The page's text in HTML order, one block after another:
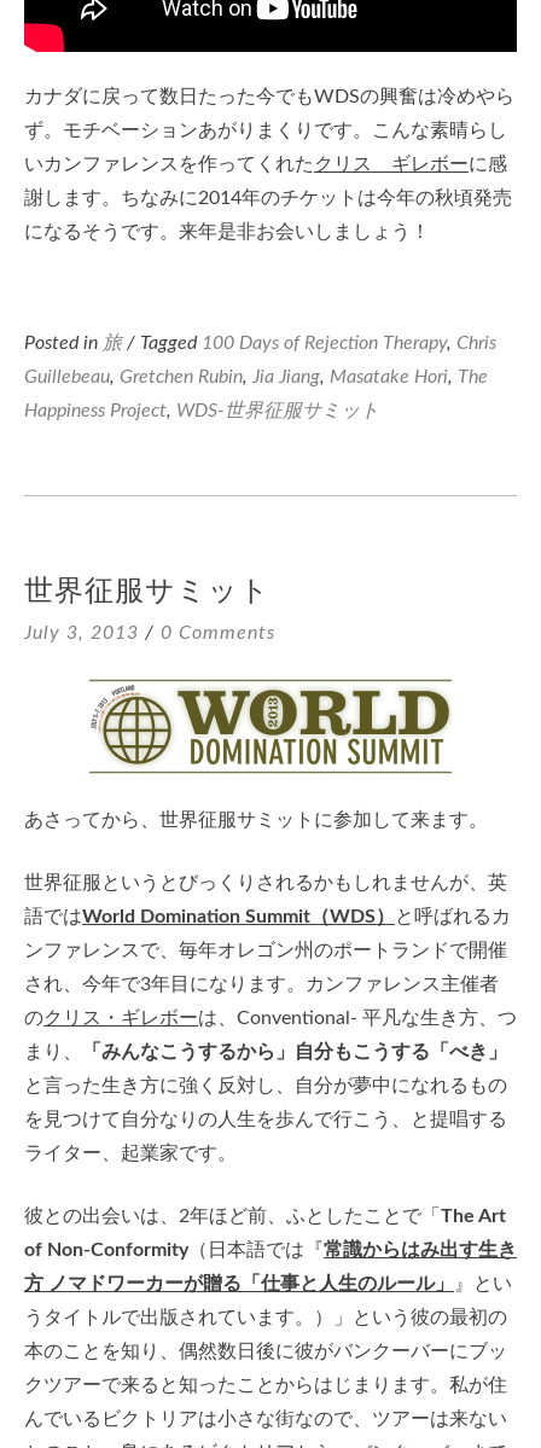
カナダに戻って数日たった今でもWDSの興奮は冷めやら
ず。モチベーションあがりまくりです。こんな素晴らし
いカンファレンスを作ってくれた クリス ギレボーに感
謝します。ちなみに2014年のチケットは今年の秋頃発売
になるそうです。来年是非お会いしましょう！
Posted in 旅 / Tagged 100 Days of Rejection Therapy, Chris
Guillebeau, Gretchen Rubin, Jia Jiang, Masatake Hori, The
Happiness Project, WDS-世界征服サミット
世界征服サミット
July 3, 2013 0 Comments
あさってから、世界征服サミットに参加して来ます。
世界征服というとびっくりされるかもしれませんが、英
語ではWorld Domination Summit（WDS）
と呼ばれるカ
ンファレンスで、毎年オレゴン州のポートランドで開催
され、今年で3年目になります。カンファレンス主催者
のクリス・ギレボーは、Conventional- 平凡な生き方、つ
まり、
「みんなこうするから」自分もこうする「べき」
と言った生き方に強く反対し、自分が夢中になれるもの
を見つけて自分なりの人生を歩んで行こう、と提唱する
ライター、起業家です。
彼との出会いは、2年ほど前、ふとしたことで「 The Art
of Non-Conformity（日本語では『 常識からはみ出す生き
方 ノマドワーカーが贈る「仕事と人生のルール」
』とい
うタイトルで出版されています。）」という彼の最初の
本のことを知り、偶然数日後に彼がバンクーバーにブッ
クツアーで来ると知ったことからはじまります。私が住
んでいるビクトリアは小さな街なので、ツアーは来ない